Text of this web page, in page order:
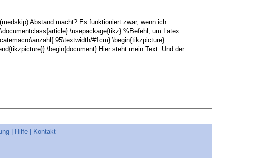
Abstand macht? Es funktioniert zwar, wenn ich
\usepackage{tikz} %Befehl, um Latex
#1cm} \begin{tikzpicture}
\begin{document} Hier steht mein Text. Und der
Hilfe Kontakt